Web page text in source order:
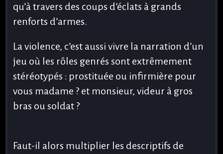
qu’à travers des coups d’éclats à grands
renforts d’armes.
La violence, c’est aussi vivre la narration d’un
jeu où les rôles genrés sont extrêmement
stéréotypés : prostituée ou infirmière pour
vous madame ? et monsieur, videur à gros
bras ou soldat ?
Faut-il alors multiplier les descriptifs de